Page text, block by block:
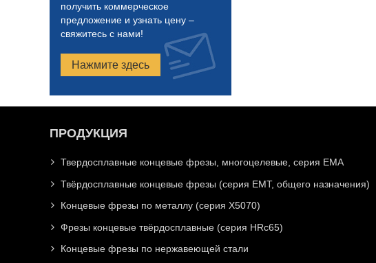
получить коммерческое
предложение и узнать цену –
свяжитесь с нами!
Нажмите здесь
ПРОДУКЦИЯ
Твердосплавные концевые фрезы, многоцелевые, серия EMA
Твёрдосплавные концевые фрезы (серия EMT, общего назначения)
Концевые фрезы по металлу (серия X5070)
Фрезы концевые твёрдосплавные (серия HRc65)
Концевые фрезы по нержавеющей стали